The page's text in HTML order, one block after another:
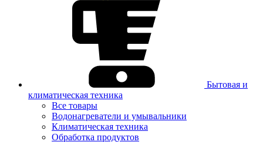
Бытовая и
климатическая техника
Все товары
Водонагреватели и умывальники
Климатическая техника
Обработка продуктов